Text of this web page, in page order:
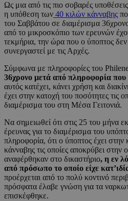
Ως μια από τις πιο σοβαρές
η υπόθεση των 40 κιλών κάνναβης
του Σαββάτου σε διαμέρισμα
από το μικροσκόπιο των ερευνών
τεκμήρια, την ώρα που ο ύποπτος δεν
συνεργαστεί με τις Αρχές.
Σύμφωνα με πληροφορίες του
36χρονο μετά από πληροφορία που
αυτός κατέχει, κάνει χρήση και
έχει στην κατοχή του ποσότητες τις
διαμέρισμα του στη Μέσα Γειτονιά.
Να σημειωθεί ότι στις 25 του μήνα
έρευνας για το διαμέρισμα του
πληροφορία, ότι ο ύποπτος έχει στην
κάνναβης τις οποίες αποκρύβει
αναφέρθηκαν στο δικαστήριο, η εν
από πρόσωπο το οποίο είχε
προέρχεται από το πολύ κοντινό
πρόσφατα έλαβε γνώση για τα
επισκέφθηκε.